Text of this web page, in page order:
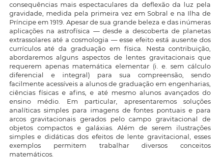
consequências mais espectaculares da deflexão da luz pela
gravidade, medida pela primeira vez em Sobral e na Ilha de
Príncipe em 1919. Apesar de sua grande beleza e das inúmeras
aplicações na astrofísica — desde a descoberta de planetas
extrassolares até a cosmologia — esse efeito está ausente dos
currículos até da graduação em física. Nesta contribuição,
abordaremos alguns aspectos de lentes gravitacionais que
requerem apenas matemática elementar (i. e. sem cálculo
diferencial e integral) para sua compreensão, sendo
facilmente acessíveis a alunos de graduação em engenharias,
ciências físicas e afins, e até mesmo alunos avançados do
ensino médio. Em particular, apresentaremos soluções
analíticas simples para imagens de fontes pontuais e para
arcos gravitacionais gerados pelo campo gravitacional de
objetos compactos e galáxias. Além de serem ilustrações
simples e didáticas dos efeitos de lente gravitacional, esses
exemplos permitem trabalhar diversos conceitos
matemáticos.